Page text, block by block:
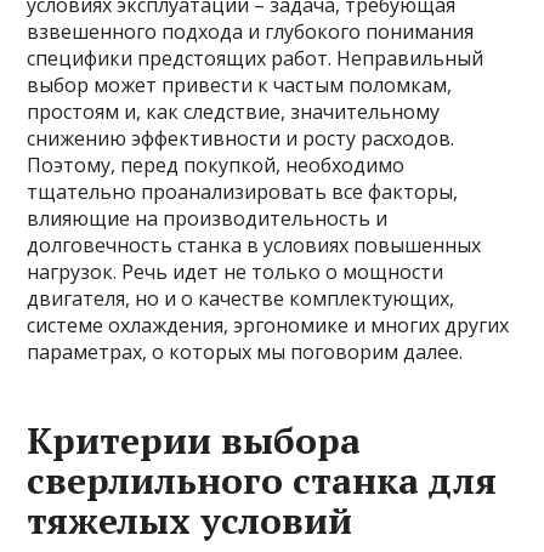
взвешенного подхода и глубокого понимания
специфики предстоящих работ. Неправильный
выбор может привести к частым поломкам,
простоям и, как следствие, значительному
снижению эффективности и росту расходов.
Поэтому, перед покупкой, необходимо
тщательно проанализировать все факторы,
влияющие на производительность и
долговечность станка в условиях повышенных
нагрузок. Речь идет не только о мощности
двигателя, но и о качестве комплектующих,
системе охлаждения, эргономике и многих других
параметрах, о которых мы поговорим далее.
Критерии выбора
сверлильного станка для
тяжелых условий